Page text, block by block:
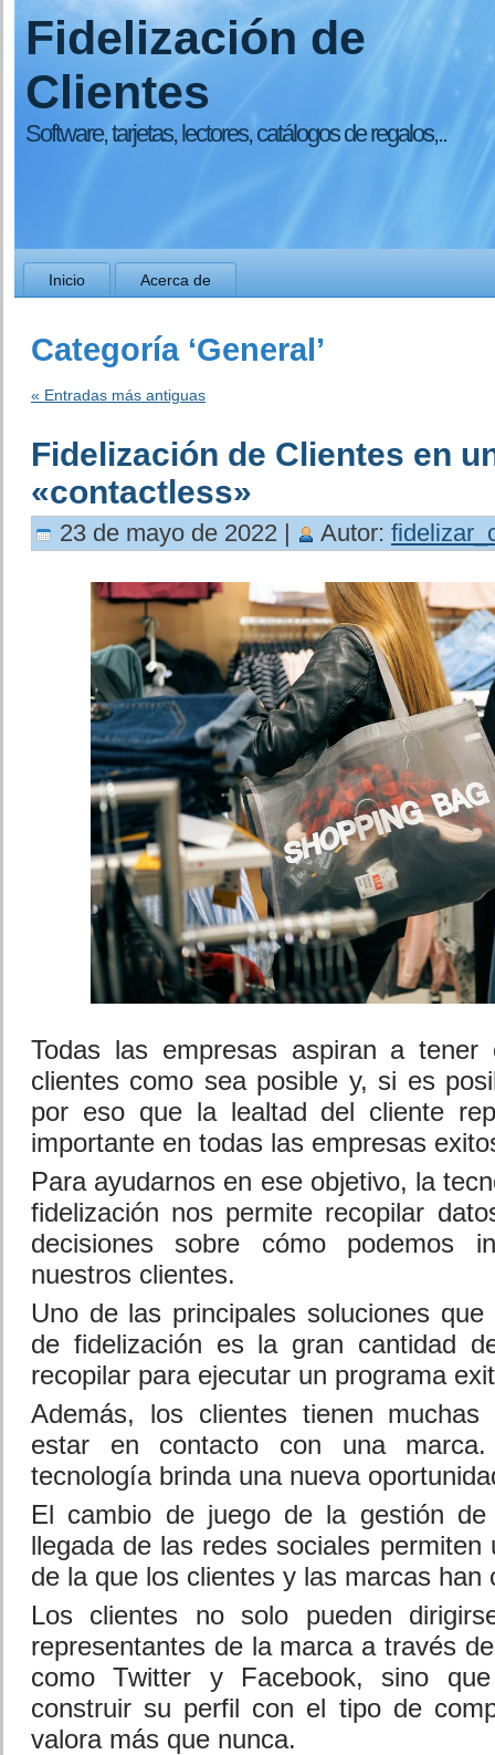
Fidelización de
Clientes
Software, tarjetas, lectores, catálogos de regalos,..
Inicio Acerca de
Categoría ‘General’
« Entradas más antiguas
Fidelización de Clientes en
«contactless»
23 de mayo de 2022 | Autor:
Todas las empresas aspiran a tener
clientes como sea posible y, si es
por eso que la lealtad del cliente
importante en todas las empresas
Para ayudarnos en ese objetivo, la
fidelización nos permite recopilar
decisiones sobre cómo podemos
nuestros clientes.
Uno de las principales soluciones
de fidelización es la gran cantidad
recopilar para ejecutar un programa
Además, los clientes tienen
estar en contacto con una
tecnología brinda una nueva
El cambio de juego de la gestión
llegada de las redes sociales permiten
de la que los clientes y las marcas han
Los clientes no solo pueden
representantes de la marca a través
como Twitter y Facebook, sino
construir su perfil con el tipo de
valora más que nunca.